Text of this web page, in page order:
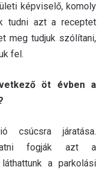
képviselő, komoly
tudni azt a receptet
meg tudjuk szólítani,
fel.
öt évben a
csúcsra járatása.
fogják azt a
a parkolási